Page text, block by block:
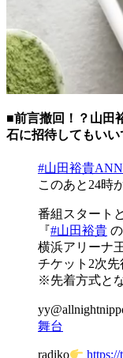
■前言撤回！？山田
石に招待してもいい
#山田裕貴
このあと24時
番組スタート
『#山田裕貴
横浜アリーナ
チケット2次
※先着方式と
舞台
radiko https://